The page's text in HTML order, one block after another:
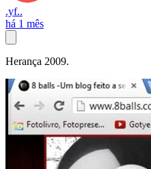
.yf..
há 1 mês
Herança 2009.